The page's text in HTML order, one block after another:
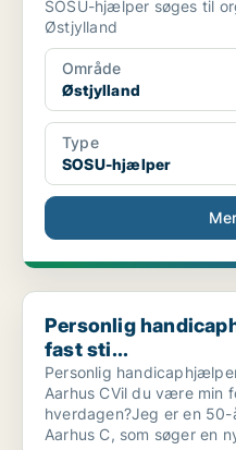
SOSU-hjælper søges til
Østjylland
Område
Østjylland
Type
SOSU-hjælper
Personlig handicaphjælper
Personlig
fast sti...
Personlig
Aarhus CVil du være min
hverdagen?Jeg er en
Aarhus C, som søger en